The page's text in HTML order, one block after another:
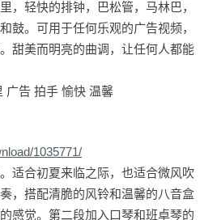
，轻快的排钟，巴松管，马林巴，
鼓。可用于任何乐观的广告视频，
甜美而明亮的曲调，让任何人都能
广告 拍手 愉快 温馨
1035771/
适合初夏来临之际，也适合微风吹
，搭配清脆的风铃和温馨的八音盒
感觉。第二段加入口琴和班卓琴的